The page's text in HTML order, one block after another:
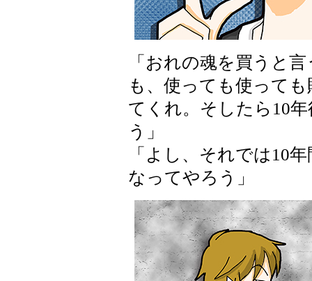
「おれの魂を買うと
も、使っても使って
てくれ。そしたら10
う」
「よし、それでは10
なってやろう」